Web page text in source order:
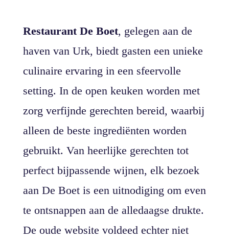
Restaurant De Boet, gelegen aan de
haven van Urk, biedt gasten een unieke
culinaire ervaring in een sfeervolle
setting. In de open keuken worden met
zorg verfijnde gerechten bereid, waarbij
alleen de beste ingrediënten worden
gebruikt. Van heerlijke gerechten tot
perfect bijpassende wijnen, elk bezoek
aan De Boet is een uitnodiging om even
te ontsnappen aan de alledaagse drukte.
De oude website voldeed echter niet